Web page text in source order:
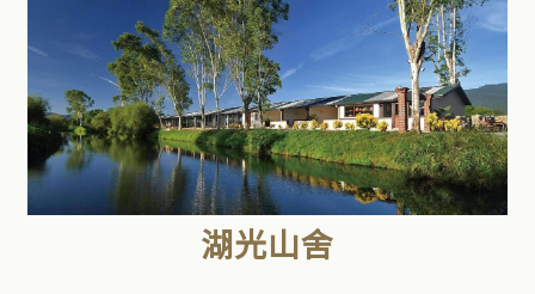
湖光山舍